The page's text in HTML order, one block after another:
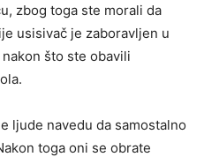
zbog toga ste morali da
usisivač je zaboravljen u
što ste obavili
ljude navedu da samostalno
toga oni se obrate